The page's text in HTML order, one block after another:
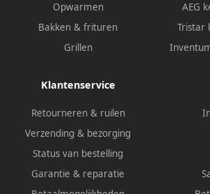
Opwarmen
Bakken & frituren
Grillen
AEG
Tristar
Klantenservice
Retourneren & ruilen
Verzending & bezorging
Status van bestelling
Garantie & reparatie